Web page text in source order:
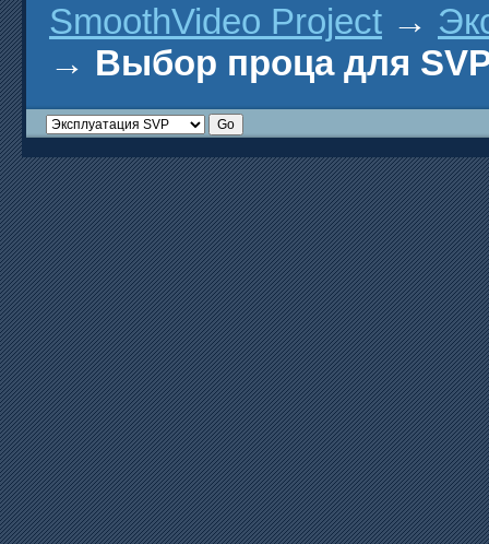
SmoothVideo Project →
→ Выбор проца для